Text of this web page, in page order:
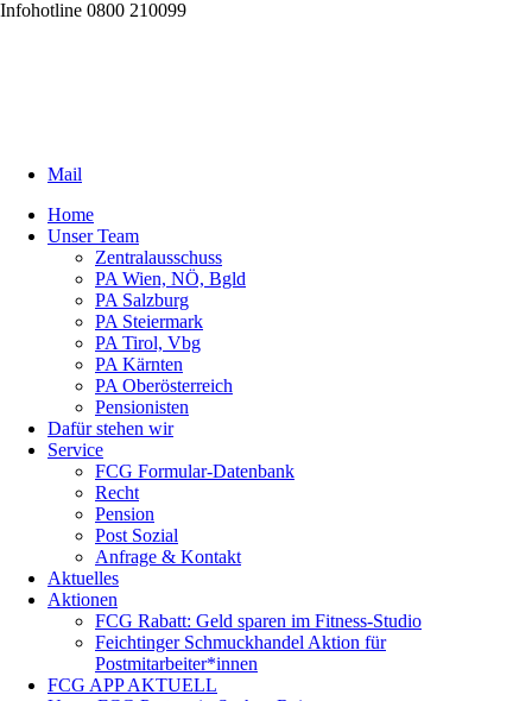
Infohotline 0800 210099
Mail
Home
Unser Team
Zentralausschuss
PA Wien, NÖ, Bgld
PA Salzburg
PA Steiermark
PA Tirol, Vbg
PA Kärnten
PA Oberösterreich
Pensionisten
Dafür stehen wir
Service
FCG Formular-Datenbank
Recht
Pension
Post Sozial
Anfrage & Kontakt
Aktuelles
Aktionen
FCG Rabatt: Geld sparen im Fitness-Studio
Feichtinger Schmuckhandel Aktion für
Postmitarbeiter*innen
FCG APP AKTUELL